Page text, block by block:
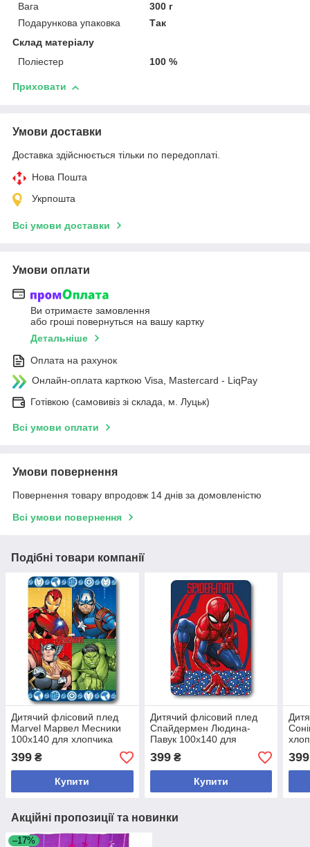
Вага
300 г
Подарункова упаковка
Так
Склад матеріалу
Поліестер
100 %
Приховати
Умови доставки
Доставка здійснюється тільки по передоплаті.
Нова Пошта
Укрпошта
Всі умови доставки
Умови оплати
Ви отримаєте замовлення
або гроші повернуться на вашу картку
Детальніше
Оплата на рахунок
Онлайн-оплата карткою Visa, Mastercard - LiqPay
Готівкою (самовивіз зі склада, м. Луцьк)
Всі умови оплати
Умови повернення
Повернення товару впродовж 14 днів за домовленістю
Всі умови повернення
Подібні товари компанії
Дитячий флісовий плед
Marvel Марвел Месники
100х140 для хлопчика
399 ₴
Купити
Дитячий флісовий плед
Спайдермен Людина-
Павук 100х140 для
хлопчика
399₴
Купити
399
Акційні пропозиції та новинки
–17%